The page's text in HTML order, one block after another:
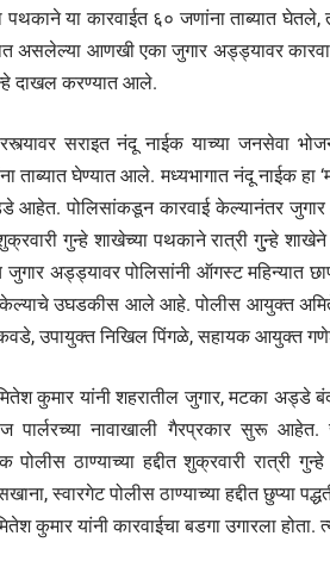
पथकाने या कारवाईत ६० जणांना ताब्यात
असलेल्या आणखी एका जुगार अड्ड्यावर
दाखल करण्यात आले.
सराइत नंदू नाईक याच्या जनसेवा
ताब्यात घेण्यात आले. मध्यभागात नंदू नाईक हा
आहेत. पोलिसांकडून कारवाई केल्यानंतर
गुन्हे शाखेच्या पथकाने रात्री गु्न्हे
अड्ड्यावर पोलिसांनी ऑगस्ट महिन्यात
उघडकीस आले आहे. पोलीस आयुक्त
उपायुक्त निखिल पिंगळे, सहायक आयुक्त गणेश
कुमार यांनी शहरातील जुगार, मटका अड्डे
पार्लरच्या नावाखाली गैरप्रकार सुरू
पोलीस ठाण्याच्या हद्दीत शुक्रवारी रात्री
स्वारगेट पोलीस ठाण्याच्या हद्दीत
कुमार यांनी कारवाईचा बडगा उगारला होता.